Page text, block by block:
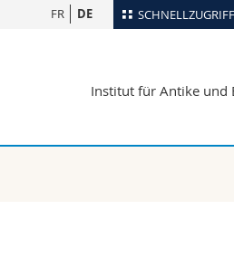
SCHNELLZUGRIFF
Ortsplan
Webmail
FR DE
Institut für Antike und